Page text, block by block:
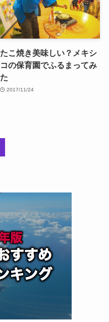
たこ焼き美味しい？メキシ
コの保育園でふるまってみ
た
2017/11/24